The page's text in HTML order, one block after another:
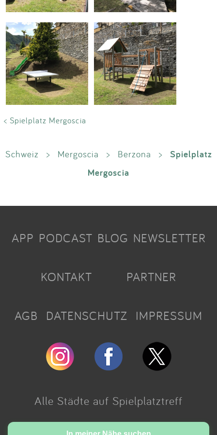
< Spielplatz Mergoscia
Schweiz > Mergoscia > Berzona >
Spielplatz
Mergoscia
APP PODCAST BLOG NEWSLETTER
KONTAKT PARTNER
AGB DATENSCHUTZ IMPRESSUM
Alle Städte auf Spielplatztreff